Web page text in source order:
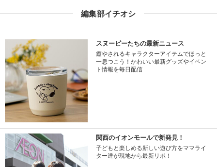
編集部イチオシ
スヌーピーたちの最新ニュース
癒やされるキャラクターアイテムでほっと
一息つこう！かわいい最新グッズやイベン
ト情報を毎日配信
関西のイオンモールで新発見！
子どもと楽しめる新しい遊び方をママライ
ター達が現地から最新リポ！